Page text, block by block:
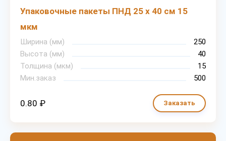
Упаковочные пакеты ПНД 25 х 40 см 15
мкм
Ширина (мм)
250
Высота (мм)
40
Толщина (мкм)
15
Мин.заказ
500
0.80 ₽ Заказать